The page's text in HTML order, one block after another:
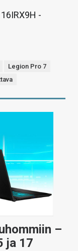
-
Legion Pro 7
–
ja 17